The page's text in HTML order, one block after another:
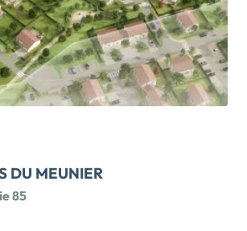
DU MEUNIER
85